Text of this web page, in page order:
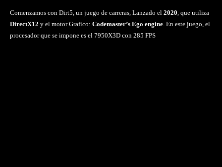
Comenzamos con Dirt5, un juego de carreras, Lanzado el 2020, que utiliza
DirectX12 y el motor Grafico: Codemaster’s Ego engine. En este juego, el
procesador que se impone es el 7950X3D con 285 FPS